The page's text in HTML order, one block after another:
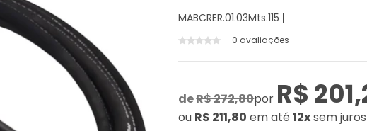
MABCRER.01.03Mts.115
0 avaliações
deR$ 272,80por R$
ou R$ 211,80 em até 12xsem juros